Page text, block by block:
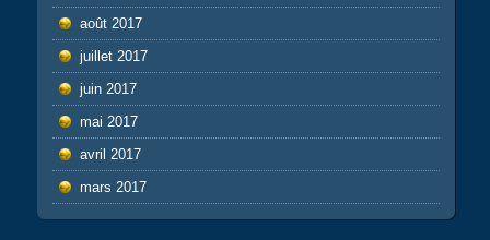
août 2017
juillet 2017
juin 2017
mai 2017
avril 2017
mars 2017